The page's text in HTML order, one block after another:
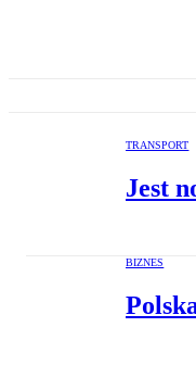
TRANSPORT
Jest
BIZNES